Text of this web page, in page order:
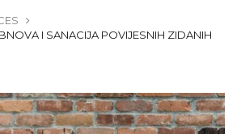
I SANACIJA POVIJESNIH ZIDANIH